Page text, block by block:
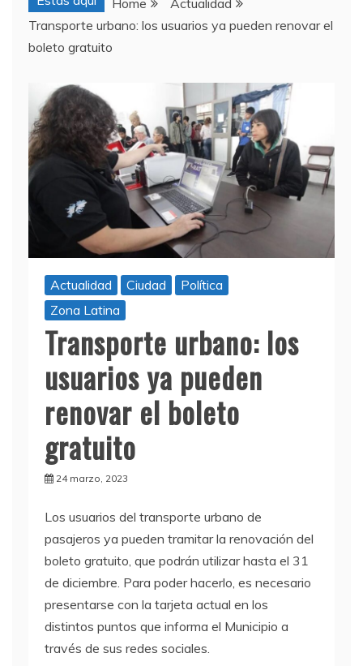
Home
Actualidad
Transporte urbano: los usuarios ya pueden renovar el
boleto gratuito
Actualidad Ciudad
Política
Zona Latina
Transporte urbano: los
usuarios ya pueden
renovar el boleto
gratuito
24 marzo, 2023
Los usuarios del transporte urbano de
pasajeros ya pueden tramitar la renovación del
boleto gratuito, que podrán utilizar hasta el 31
de diciembre. Para poder hacerlo, es necesario
presentarse con la tarjeta actual en los
distintos puntos que informa el Municipio a
través de sus redes sociales.